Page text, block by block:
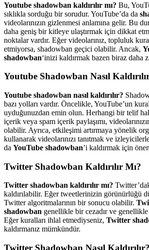
Youtube shadowban kaldırılır mı? Bu,
sıklıkla sorduğu bir sorudur. YouTube’da da
videolarınızın gizlenmesi anlamına gelir. Bu
daha geniş bir kitleye ulaştırmak için dikkat
noktalar vardır. Eğer videolarınız, topluluk
etmiyorsa, shadowban geçici olabilir. Ancak,
shadowban‘inizi kaldırmak bazen biraz daha
Youtube Shadowban Nasıl
Youtube shadowban nasıl kaldırılır?
bazı yolları vardır. Öncelikle, YouTube’un
uyduğunuzdan emin olun. Herhangi bir telif
içerik veya spam içerik paylaşımı,
olabilir. Ayrıca, etkileşimi artırmaya yönelik
kullanarak videolarınızı tanıtmak ve
da YouTube shadowban’i kaldırmak için
Twitter Shadowban Kaldırılır Mı?
Twitter shadowban kaldırılır mı?
kaldırılabilir. Eğer tweetlerinizin görünürlüğü
Twitter algoritmalarının bir sonucu olabilir.
shadowban genellikle bir cezadır ve
Eğer kuralları ihlal etmediyseniz, Twitter
kaldırmanız mümkündür.
Twitter Shadowban Nasıl Kaldırılır?